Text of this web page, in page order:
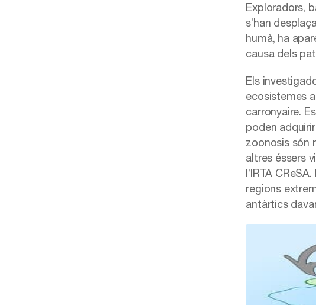
Exploradors,
s’han
humà, ha
causa dels
Els
ecosistemes
carronyaire.
poden
zoonosis són
altres éssers
l’IRTA
regions
antàrtics